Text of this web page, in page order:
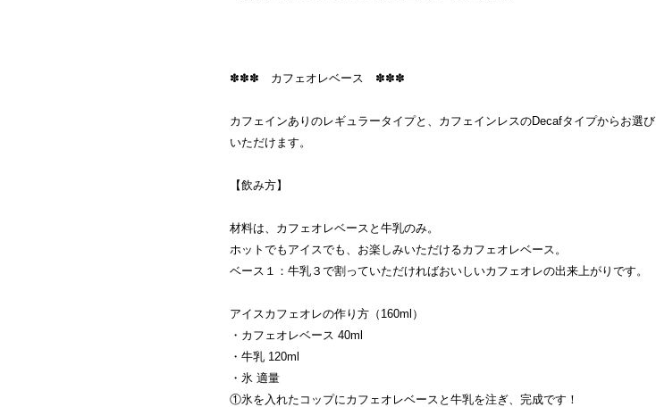
✽✽✽ カフェオレベース ✽✽✽
カフェインありのレギュラータイプと、カフェインレスのDecafタイプからお選び
いただけます。
【飲み方】
材料は、カフェオレベースと牛乳のみ。
ホットでもアイスでも、お楽しみいただけるカフェオレベース。
ベース１：牛乳３で割っていただければおいしいカフェオレの出来上がりです。
アイスカフェオレの作り方（160ml）
・カフェオレベース 40ml
・牛乳 120ml
・氷 適量
①氷を入れたコップにカフェオレベースと牛乳を注ぎ、完成です！